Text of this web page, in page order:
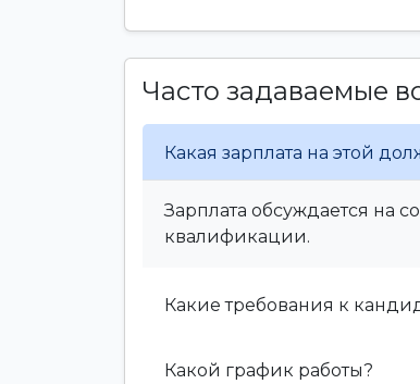
Часто задаваемые
Какая зарплата на этой
Зарплата обсуждается на
квалификации.
Какие требования к
Какой график работы?